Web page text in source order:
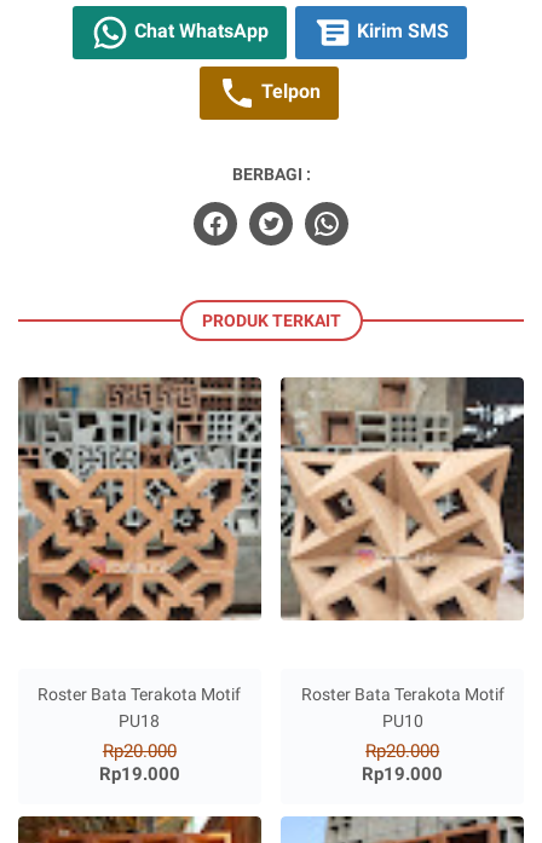
Chat WhatsApp Kirim SMS
Telpon
BERBAGI :
PRODUK TERKAIT
Roster Bata Terakota Motif
PU18
Rp20.000
Rp19.000
Roster Bata Terakota Motif
PU10
Rp20.000
Rp19.000